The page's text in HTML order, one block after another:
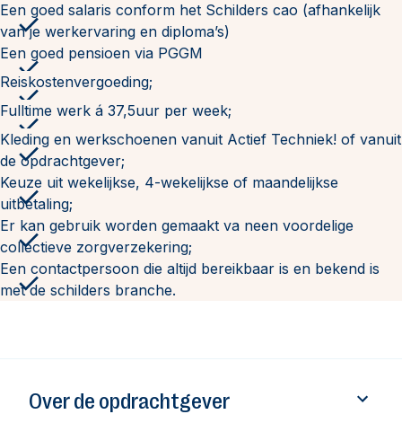
Een goed salaris conform het Schilders cao (afhankelijk
van je werkervaring en diploma’s)
Een goed pensioen via PGGM
Reiskostenvergoeding;
Fulltime werk á 37,5uur per week;
Kleding en werkschoenen vanuit Actief Techniek! of vanuit
de opdrachtgever;
Keuze uit wekelijkse, 4-wekelijkse of maandelijkse
uitbetaling;
Er kan gebruik worden gemaakt va neen voordelige
collectieve zorgverzekering;
Een contactpersoon die altijd bereikbaar is en bekend is
met de schilders branche.
Over de opdrachtgever